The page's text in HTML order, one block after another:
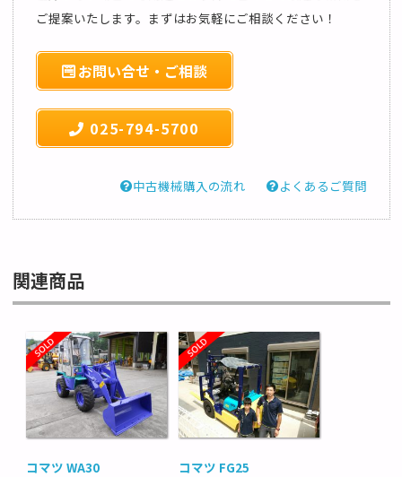
ご提案いたします。まずはお気軽にご相談ください！
お問い合せ・ご相談
025-794-5700
中古機械購入の流れ よくあるご質問
関連商品
コマツ WA30 コマツ FG25